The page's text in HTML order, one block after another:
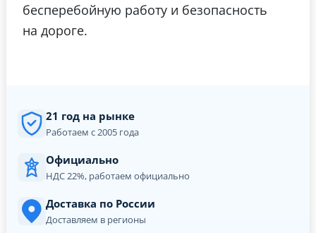
бесперебойную работу и безопасность
на дороге.
21 год на рынке
Работаем с 2005 года
Официально
НДС 22%, работаем официально
Доставка по России
Доставляем в регионы